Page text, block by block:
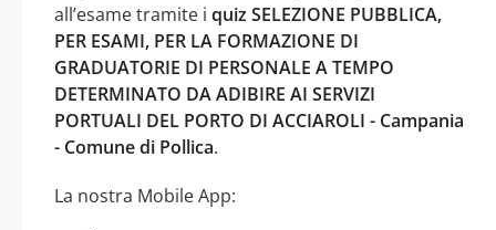
all’esame tramite i quiz SELEZIONE PUBBLICA,
PER ESAMI, PER LA FORMAZIONE DI
GRADUATORIE DI PERSONALE A TEMPO
DETERMINATO DA ADIBIRE AI SERVIZI
PORTUALI DEL PORTO DI ACCIAROLI - Campania
- Comune di Pollica.
La nostra Mobile App: